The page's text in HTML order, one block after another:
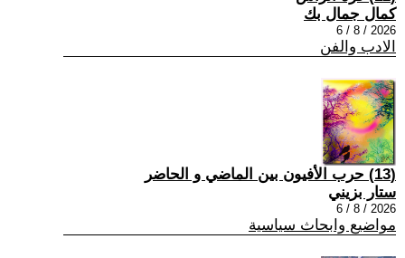
كمال جمال بك
2026 / 8 / 6
الادب والفن
(13) حرب الأفيون بين الماضي و الحاضر
ستار بزيني
2026 / 8 / 6
مواضيع وابحاث سياسية